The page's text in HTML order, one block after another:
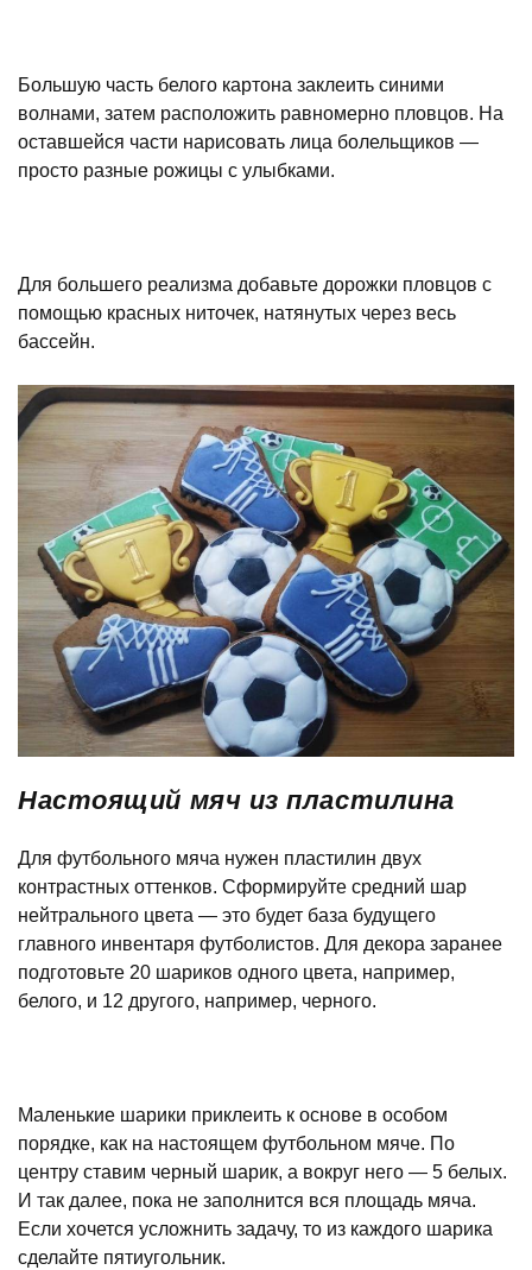
Большую часть белого картона заклеить синими
волнами, затем расположить равномерно пловцов. На
оставшейся части нарисовать лица болельщиков —
просто разные рожицы с улыбками.
Для большего реализма добавьте дорожки пловцов с
помощью красных ниточек, натянутых через весь
бассейн.
Настоящий мяч из пластилина
Для футбольного мяча нужен пластилин двух
контрастных оттенков. Сформируйте средний шар
нейтрального цвета — это будет база будущего
главного инвентаря футболистов. Для декора заранее
подготовьте 20 шариков одного цвета, например,
белого, и 12 другого, например, черного.
Маленькие шарики приклеить к основе в особом
порядке, как на настоящем футбольном мяче. По
центру ставим черный шарик, а вокруг него — 5 белых.
И так далее, пока не заполнится вся площадь мяча.
Если хочется усложнить задачу, то из каждого шарика
сделайте пятиугольник.